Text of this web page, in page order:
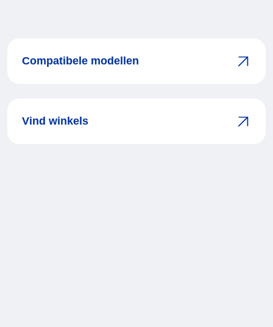
Compatibele modellen
Vind winkels